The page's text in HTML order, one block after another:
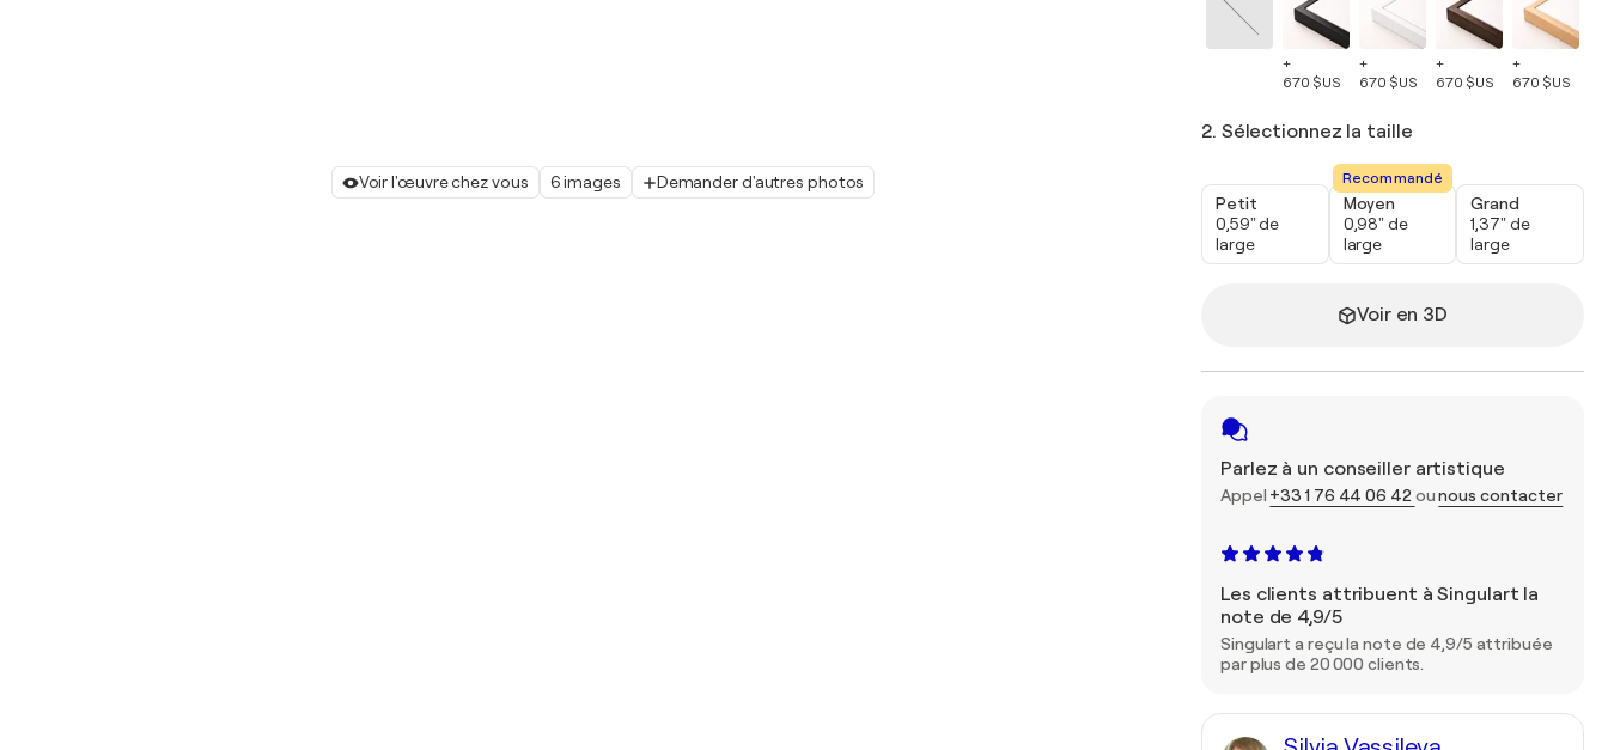
Voir l'œuvre chez vous 6 images Demander d'autres photos
+
670 $US
+
670 $US
+
670 $US
+
670 $US
2. Sélectionnez la taille
Petit
0,59" de
large
Recommandé
Moyen
0,98" de
large
Grand
1,37" de
large
Voir en 3D
Parlez à un conseiller artistique
Appel +33 1 76 44 06 42 ounous contacter
Les clients attribuent à Singulart la
note de 4,9/5
Singulart a reçu la note de 4,9/5 attribuée
par plus de 20 000 clients.